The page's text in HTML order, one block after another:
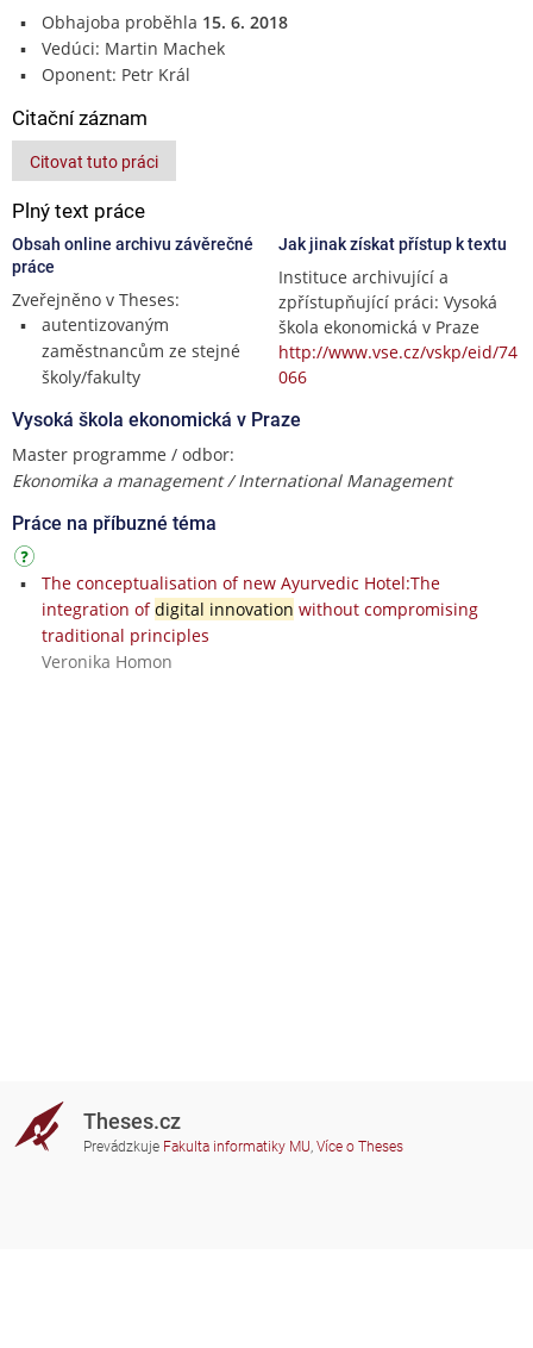
Obhajoba proběhla 15. 6. 2018
Vedúci: Martin Machek
Oponent: Petr Král
Citační záznam
Citovat tuto práci
Plný text práce
Obsah online archivu závěrečné
práce
Zveřejněno v Theses:
autentizovaným
zaměstnancům ze stejné
školy/fakulty
Jak jinak získat přístup k textu
Instituce archivující a
zpřístupňující práci: Vysoká
škola ekonomická v Praze
http://www.vse.cz/vskp/eid/74
066
Vysoká škola ekonomická v Praze
Master programme / odbor:
Ekonomika a management / International Management
Práce na příbuzné téma
The conceptualisation of new Ayurvedic Hotel:The
integration ofdigital innovation without compromising
traditional principles
Veronika Homon
Theses.cz
Prevádzkuje Fakulta informatiky MU, Více o Theses